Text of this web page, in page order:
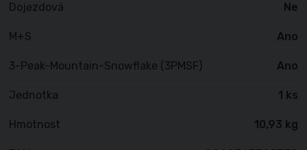
Dojezdová Ne
M+S Ano
3-Peak-Mountain-Snowflake (3PMSF) Ano
Jednotka 1 ks
Hmotnost 10,93 kg